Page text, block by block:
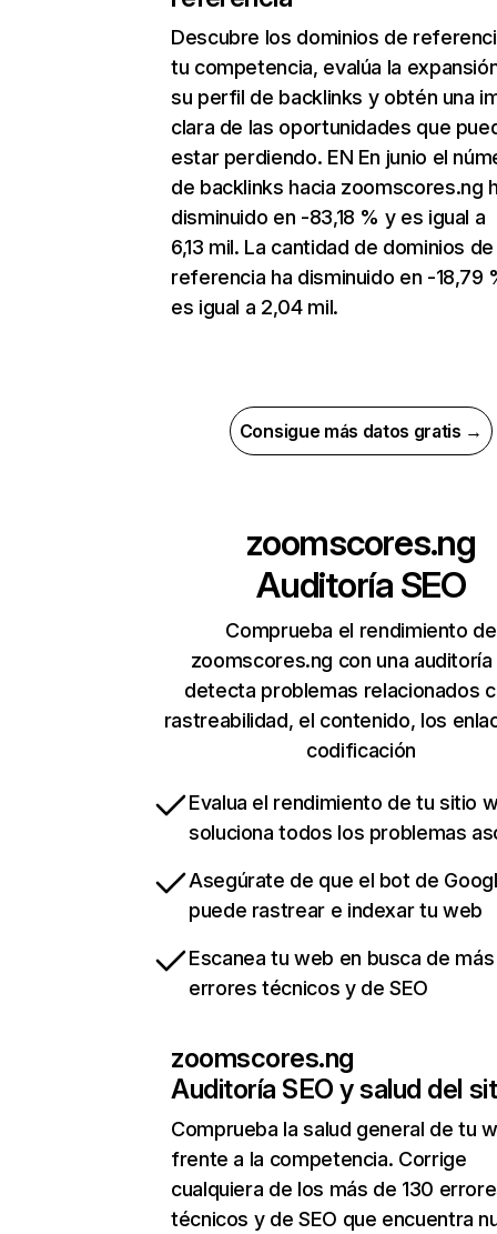
Descubre los dominios de
tu competencia, evalúa la
su perfil de backlinks y obtén una
clara de las oportunidades que
estar perdiendo. EN En junio el
de backlinks hacia zoomscores.ng
disminuido en -83,18 % y es igual a
6,13 mil. La cantidad de dominios de
referencia ha disminuido en -18,79
es igual a 2,04 mil.
Consigue más datos gratis →
zoomscores.ng
Auditoría SEO
Comprueba el rendimiento de
zoomscores.ng con una auditoría
detecta problemas relacionados
rastreabilidad, el contenido, los
codificación
Evalua el rendimiento de tu sitio
soluciona todos los problemas
Asegúrate de que el bot de
puede rastrear e indexar tu web
Escanea tu web en busca de
errores técnicos y de SEO
zoomscores.ng
Auditoría SEO y salud del
Comprueba la salud general de tu
frente a la competencia. Corrige
cualquiera de los más de 130
técnicos y de SEO que encuentra